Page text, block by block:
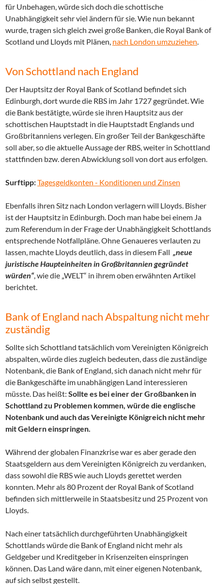
für Unbehagen, würde sich doch die schottische
Unabhängigkeit sehr viel ändern für sie. Wie nun bekannt
wurde, tragen sich gleich zwei große Banken, die Royal Bank of
Scotland und Lloyds mit Plänen, nach London umzuziehen
Von Schottland nach England
Der Hauptsitz der Royal Bank of Scotland befindet sich
Edinburgh, dort wurde die RBS im Jahr 1727 gegründet. Wie
die Bank bestätigte, würde sie ihren Hauptsitz aus der
schottischen Hauptstadt in die Hauptstadt Englands und
Großbritanniens verlegen. Ein großer Teil der Bankgeschäfte
soll aber, so die aktuelle Aussage der RBS, weiter in Schottland
stattfinden bzw. deren Abwicklung soll von dort aus erfolgen.
Surftipp:Tagesgeldkonten - Konditionen und Zinsen
Ebenfalls ihren Sitz nach London verlagern will Lloyds. Bisher
ist der Hauptsitz in Edinburgh. Doch man habe bei einem Ja
zum Referendum in der Frage der Unabhängigkeit Schottlands
entsprechende Notfallpläne. Ohne Genaueres verlauten zu
lassen, machte Lloyds deutlich, dass in diesem Fall „neue
juristische Haupteinheiten in Großbritannien gegründet
würden“, wie die „WELT“ in ihrem oben erwähnten Artikel
berichtet.
Bank of England nach Abspaltung nicht mehr
zuständig
Sollte sich Schottland tatsächlich vom Vereinigten Königreich
abspalten, würde dies zugleich bedeuten, dass die zuständige
Notenbank, die Bank of England, sich danach nicht mehr für
die Bankgeschäfte im unabhängigen Land interessieren
müsste. Das heißt: Sollte es bei einer der Großbanken in
Schottland zu Problemen kommen, würde die englische
Notenbank und auch das Vereinigte Königreich nicht mehr
mit Geldern einspringen.
Während der globalen Finanzkrise war es aber gerade den
Staatsgeldern aus dem Vereinigten Königreich zu verdanken,
dass sowohl die RBS wie auch Lloyds gerettet werden
konnten. Mehr als 80 Prozent der Royal Bank of Scotland
befinden sich mittlerweile in Staatsbesitz und 25 Prozent von
Lloyds.
Nach einer tatsächlich durchgeführten Unabhängigkeit
Schottlands würde die Bank of England nicht mehr als
Geldgeber und Kreditgeber in Krisenzeiten einspringen
können. Das Land wäre dann, mit einer eigenen Notenbank,
auf sich selbst gestellt.